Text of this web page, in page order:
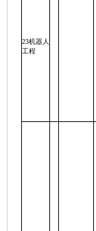
23机器人
工程